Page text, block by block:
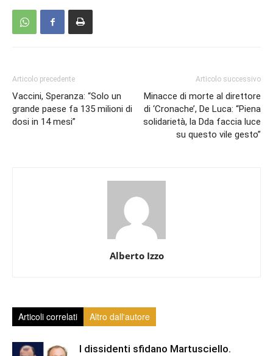
Articolo precedente
Vaccini, Speranza: “Solo un
grande paese fa 135 milioni di
dosi in 14 mesi”
Articolo successivo
Minacce di morte al direttore
di ‘Cronache’, De Luca: “Piena
solidarietà, la Dda faccia luce
su questo vile gesto”
Alberto Izzo
Articoli correlati Altro dall'autore
I dissidenti sfidano Martusciello.